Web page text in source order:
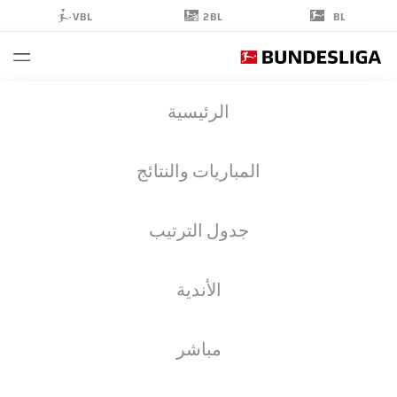
BL
2BL
VBL
الرئيسية
المباريات والنتائج
جدول الترتيب
الأندية
مباشر